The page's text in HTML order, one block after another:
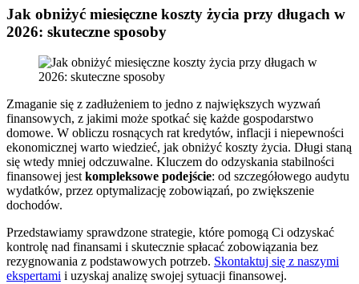
Jak obniżyć miesięczne koszty życia przy długach w
2026: skuteczne sposoby
Zmaganie się z zadłużeniem to jedno z największych wyzwań
finansowych, z jakimi może spotkać się każde gospodarstwo
domowe. W obliczu rosnących rat kredytów, inflacji i niepewności
ekonomicznej warto wiedzieć, jak obniżyć koszty życia. Długi staną
się wtedy mniej odczuwalne. Kluczem do odzyskania stabilności
finansowej jestkompleksowe podejście: od szczegółowego audytu
wydatków, przez optymalizację zobowiązań, po zwiększenie
dochodów.
Przedstawiamy sprawdzone strategie, które pomogą Ci odzyskać
kontrolę nad finansami i skutecznie spłacać zobowiązania bez
rezygnowania z podstawowych potrzeb. Skontaktuj się z naszymi
ekspertami i uzyskaj analizę swojej sytuacji finansowej.